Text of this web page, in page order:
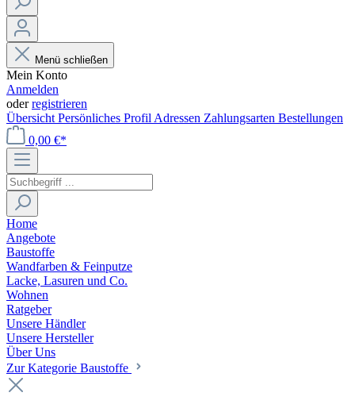
Menü schließen
Mein Konto
Anmelden
oderregistrieren
Übersicht Persönliches Profil Adressen Zahlungsarten Bestellungen
0,00 €*
Home
Angebote
Baustoffe
Wandfarben & Feinputze
Lacke, Lasuren und Co.
Wohnen
Ratgeber
Unsere Händler
Unsere Hersteller
Über Uns
Zur Kategorie Baustoffe